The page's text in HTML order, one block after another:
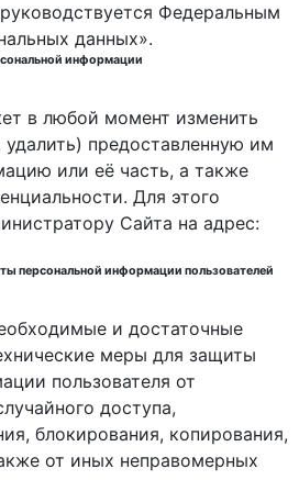
Федеральным
данных».
информации
в любой момент изменить
удалить) предоставленную им
или её часть, а также
Для этого
Сайта на адрес:
персональной информации пользователей
и достаточные
меры для защиты
пользователя от
доступа,
блокирования, копирования,
от иных неправомерных